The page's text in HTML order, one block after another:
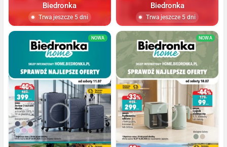
Biedronka
Trwa jeszcze 5 dni
Biedronka
Trwa jeszcze 5 dni
NOWA NOWA